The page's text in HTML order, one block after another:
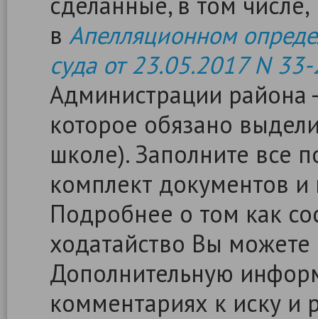
в Апелляционном
суда от 23.05.2017 N
Администрации района
которое обязано
школе). Заполните все
комплект документов и
Подробнее о том как
ходатайство Вы
Дополнительную
комментариях к иску и